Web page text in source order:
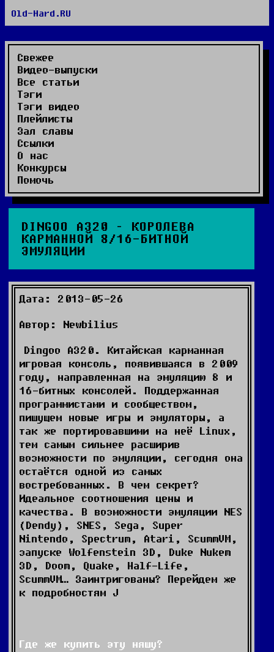
Old-Hard.RU
RSS комментариев
Видео-выпуски
Свежее
Видео-выпуски
Все статьи
Тэги
Тэги видео
Плейлисты
Зал славы
Ссылки
О нас
Конкурсы
Помочь
DINGOO A320 – КОРОЛЕВА
КАРМАННОЙ 8/16-БИТНОЙ
ЭМУЛЯЦИИ
Дата: 2013-05-26
Автор: Newbilius
Dingoo A320. Китайская карманная
игровая консоль, появившаяся в 2009
году, направленная на эмуляцию 8 и
16-битных консолей. Поддержанная
программистами и сообществом,
пишущем новые игры и эмуляторы, а
так же портировавшими на неё Linux,
тем самым сильнее расширив
возможности по эмуляции, сегодня она
остаётся одной из самых
востребованных. В чем секрет?
Идеальное соотношения цены и
качества. В возможности эмуляции NES
(Dendy), SNES, Sega, Super
Nintendo, Spectrum, Atari, ScummVM,
запуске Wolfenstein 3D, Duke Nukem
3D, Doom, Quake, Half-Life,
ScummVM… Заинтригованы? Перейдем же
к подробностям J
Где же купить эту няшу?